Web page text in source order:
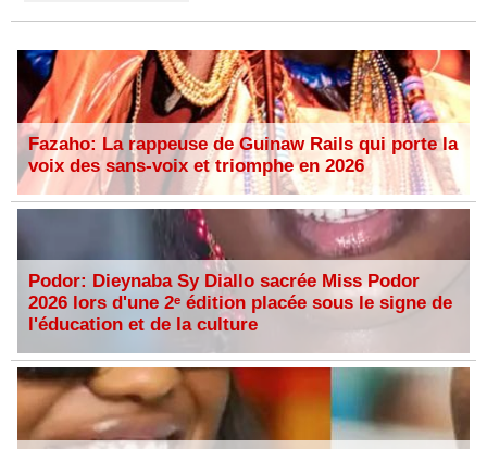
Fazaho: La rappeuse de Guinaw Rails qui porte la
voix des sans-voix et triomphe en 2026
Podor: Dieynaba Sy Diallo sacrée Miss Podor
2026 lors d'une 2ᵉ édition placée sous le signe de
l'éducation et de la culture